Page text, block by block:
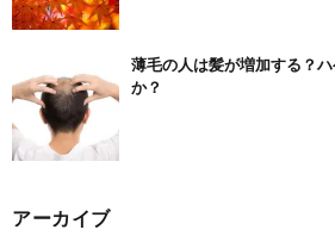
薄毛の人は髪が増加する？
か？
アーカイブ